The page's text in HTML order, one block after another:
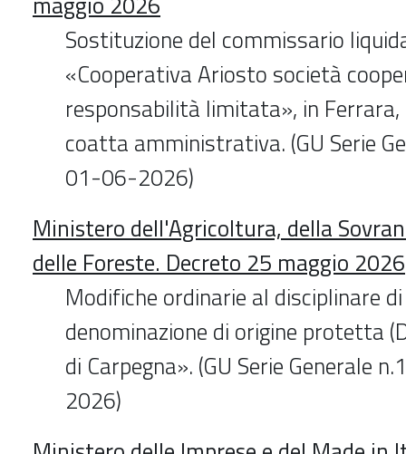
Sostituzione del commissario
«Cooperativa Ariosto società
responsabilità limitata», in Ferrara,
coatta amministrativa. (GU Serie
01-06-2026)
Ministero dell'Agricoltura, della
delle Foreste. Decreto 25 maggio 2026
Modifiche ordinarie al disciplinare
denominazione di origine protetta
di Carpegna». (GU Serie Generale
2026)